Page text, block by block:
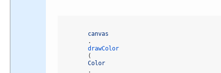
canvas
.
drawColor
(
Color
.